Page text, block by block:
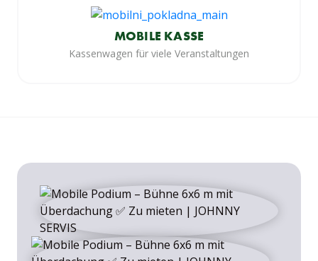
MOBILE KASSE
Kassenwagen für viele Veranstaltungen